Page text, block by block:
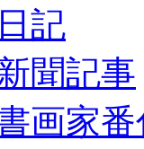
記
聞記事
画家